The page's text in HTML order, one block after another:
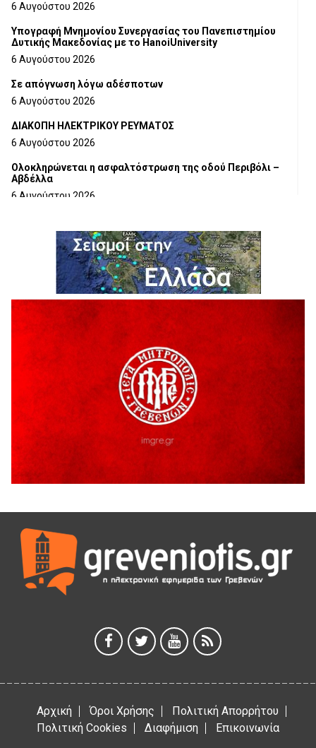
6 Αυγούστου 2026
Υπογραφή Μνημονίου Συνεργασίας του Πανεπιστημίου
Δυτικής Μακεδονίας με το HanoiUniversity
6 Αυγούστου 2026
Σε απόγνωση λόγω αδέσποτων
6 Αυγούστου 2026
ΔΙΑΚΟΠΗ ΗΛΕΚΤΡΙΚΟΥ ΡΕΥΜΑΤΟΣ
6 Αυγούστου 2026
Ολοκληρώνεται η ασφαλτόστρωση της οδού Περιβόλι –
Αβδέλλα
6 Αυγούστου 2026
5 Αυγούστου 2026
Ο ΑΝΔΡΕΑΣ ΑΣΛΑΝΙΔΗΣ ΣΥΝΕΧΙΖΕΙ ΣΤΟΝ ΠΡΩΤΕΑ
ΓΡΕΒΕΝΩΝ
5 Αυγούστου 2026
Ευχαριστήριο Εκπολιτιστικού Συλλόγου Ταξιάρχη προς κ.
Παρασχάκη Αθανάσιο
Διακοπή υδροδότησης του Α΄ κλάδου ύδρευσης
5 Αυγούστου 2026
Η Marseaux στα Γρεβενά για μια μοναδική συναυλία
Θερινό Σινεμά στο πλαίσιο του «Πολιτιστικού
Καλοκαιριού 2026» με την βραβευμένη ταινία «Μικρές
Ανάσες».
Γρεβενά: Συνελήφθη 18χρονος αλλοδαπός, για κλοπή
εξοπλισμού γυμναστηρίου
5 Αυγούστου 2026
ΑΗ ΛΑΟΣ | 5 Αυγούστου | Υπαίθριο Θέατρο “Καστράκι”,
Γρεβενά
5 Αυγούστου 2026
5 Αυγούστου 2026
Αρχική Όροι Χρήσης
Πολιτική Απορρήτου
Πολιτική Cookies
Διαφήμιση Επικοινωνία